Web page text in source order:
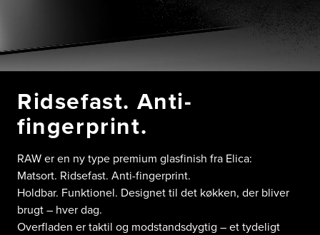
Ridsefast. Anti-
fingerprint.
RAW er en ny type premium glasfinish fra Elica:
Matsort. Ridsefast. Anti-fingerprint.
Holdbar. Funktionel. Designet til det køkken, der bliver
brugt – hver dag.
Overfladen er taktil og modstandsdygtig – et tydeligt